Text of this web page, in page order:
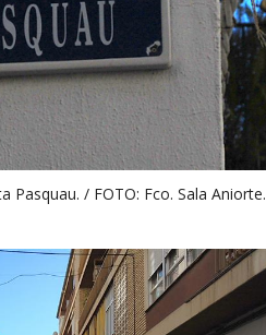
Pasquau. / FOTO: Fco. Sala Aniorte.